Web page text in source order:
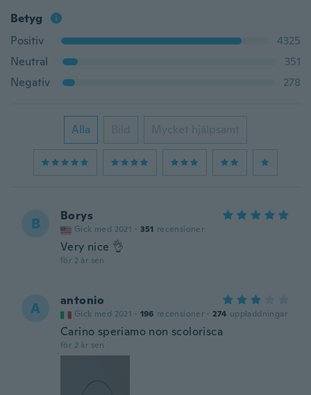
Betyg
Positiv
4325
Neutral
351
Negativ
278
Alla Bild Mycket hjälpsamt
B Borys
Gick med 2021 · 351 recensioner
Very nice 👌
för 2 år sen
A antonio
Gick med 2021 · 196 recensioner · 274 uppladdningar
Carino speriamo non scolorisca
för 2 år sen